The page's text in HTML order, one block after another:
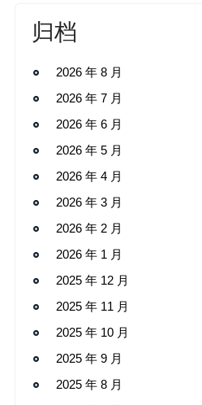
归档
2026 年 8 月
2026 年 7 月
2026 年 6 月
2026 年 5 月
2026 年 4 月
2026 年 3 月
2026 年 2 月
2026 年 1 月
2025 年 12 月
2025 年 11 月
2025 年 10 月
2025 年 9 月
2025 年 8 月